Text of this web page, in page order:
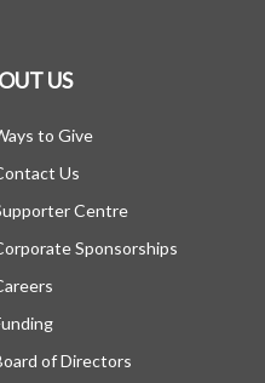
US
to Give
Us
Centre
Sponsorships
of Directors